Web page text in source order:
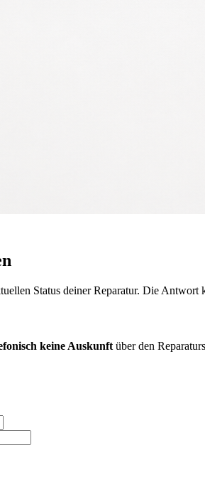
Status deiner Reparatur. Die
keine Auskunft über den